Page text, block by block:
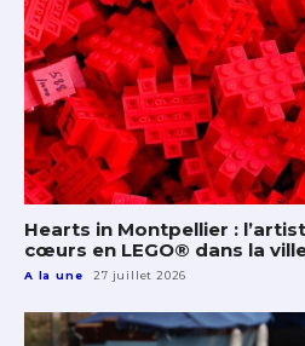
Hearts in Montpellier :
cœurs en LEGO® dans la
A la une 27 juillet 2026